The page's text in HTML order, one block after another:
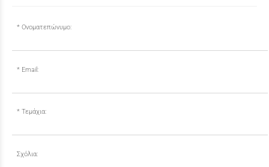
Ονοματεπώνυμο:
Email:
Τεμάχια:
Σχόλια: